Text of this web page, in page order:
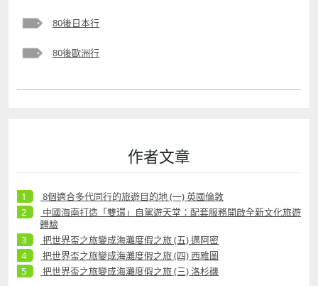
80後日本行
80後歐洲行
作者文章
8個適合多代同行的旅遊目的地 (一) 英國倫敦
中國海南打造「雙環」自駕遊天堂：配套服務開啟全新文化旅遊
體驗
把世界盃之旅變成海灘度假之旅 (五) 邁阿密
把世界盃之旅變成海灘度假之旅 (四) 西雅圖
把世界盃之旅變成海灘度假之旅 (三) 洛杉磯